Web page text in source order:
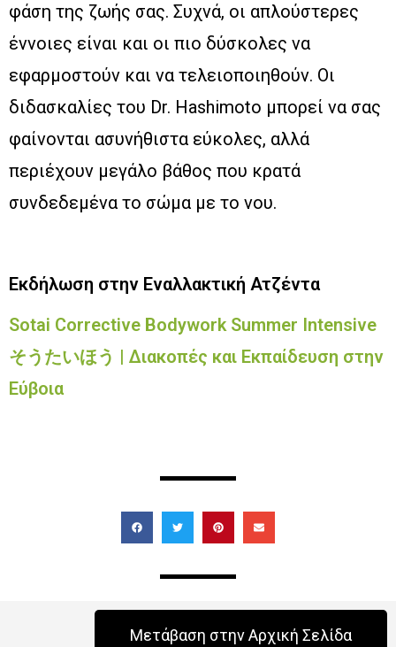
φάση της ζωής σας. Συχνά, οι απλούστερες
έννοιες είναι και οι πιο δύσκολες να
εφαρμοστούν και να τελειοποιηθούν. Οι
διδασκαλίες του Dr. Hashimoto μπορεί να σας
φαίνονται ασυνήθιστα εύκολες, αλλά
περιέχουν μεγάλο βάθος που κρατά
συνδεδεμένα το σώμα με το νου.
Εκδήλωση στην Εναλλακτική Ατζέντα
Sotai Corrective Bodywork Summer Intensive
そうたいほう | Διακοπές και Εκπαίδευση στην
Εύβοια
Μετάβαση στην Αρχική Σελίδα